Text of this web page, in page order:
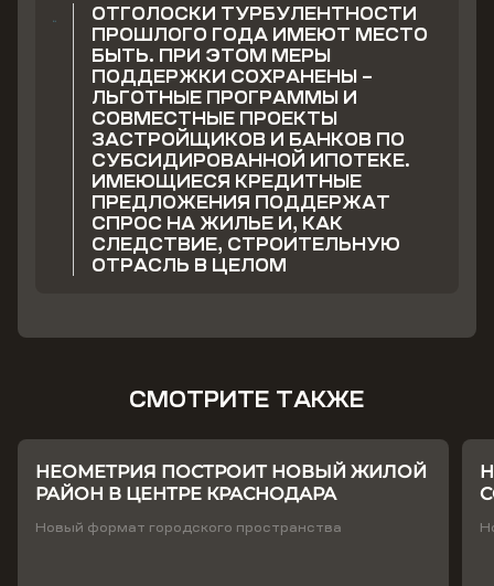
ОТГОЛОСКИ ТУРБУЛЕНТНОСТИ
ПРОШЛОГО ГОДА ИМЕЮТ МЕСТО
БЫТЬ. ПРИ ЭТОМ МЕРЫ
ПОДДЕРЖКИ СОХРАНЕНЫ –
ЛЬГОТНЫЕ ПРОГРАММЫ И
СОВМЕСТНЫЕ ПРОЕКТЫ
ЗАСТРОЙЩИКОВ И БАНКОВ ПО
СУБСИДИРОВАННОЙ ИПОТЕКЕ.
ИМЕЮЩИЕСЯ КРЕДИТНЫЕ
ПРЕДЛОЖЕНИЯ ПОДДЕРЖАТ
СПРОС НА ЖИЛЬЕ И, КАК
СЛЕДСТВИЕ, СТРОИТЕЛЬНУЮ
ОТРАСЛЬ В ЦЕЛОМ
СМОТРИТЕ ТАКЖЕ
НЕОМЕТРИЯ ПОСТРОИТ НОВЫЙ ЖИЛОЙ
РАЙОН В ЦЕНТРЕ КРАСНОДАРА
Новый формат городского пространства